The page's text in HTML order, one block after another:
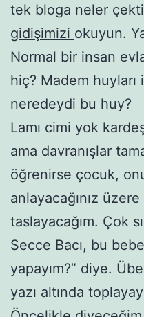
tek bloga neler
gidişimizi okuyun.
Normal bir insan
hiç? Madem
neredeydi bu huy?
Lamı cimi yok
ama davranışlar
öğrenirse çocuk,
anlayacağınız
taslayacağım. Çok
Secce Bacı, bu
yapayım?” diye.
yazı altında